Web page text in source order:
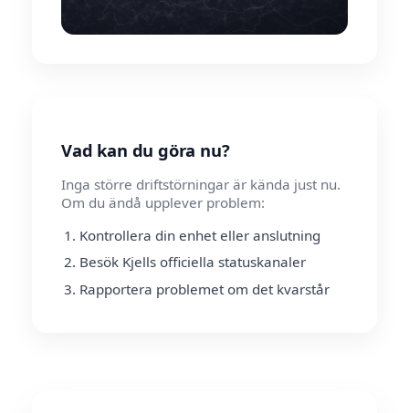
Vad kan du göra nu?
Inga större driftstörningar är kända just nu.
Om du ändå upplever problem:
Kontrollera din enhet eller anslutning
Besök Kjells officiella statuskanaler
Rapportera problemet om det kvarstår